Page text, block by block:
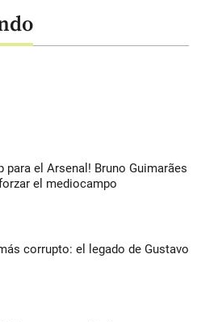
para el Arsenal! Bruno Guimarães
el mediocampo
corrupto: el legado de Gustavo